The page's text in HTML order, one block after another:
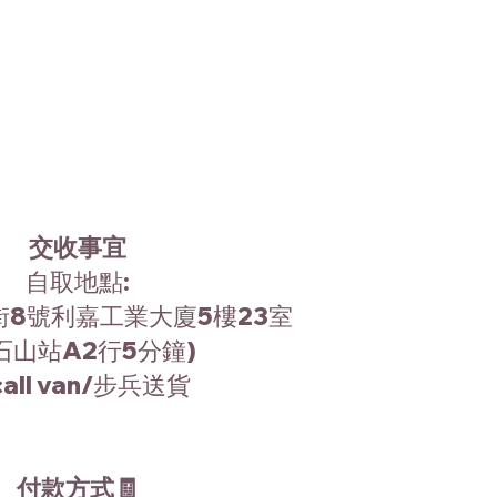
交收事宜
自取地點:
8號利嘉工業大廈5樓23室
山站A2行5分鐘)
van/步兵送貨
付款方式🧾